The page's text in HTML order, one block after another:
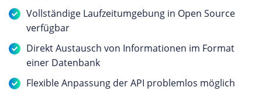
Vollständige Laufzeitumgebung in Open Source
verfügbar
Direkt Austausch von Informationen im Format
einer Datenbank
Flexible Anpassung der API problemlos möglich